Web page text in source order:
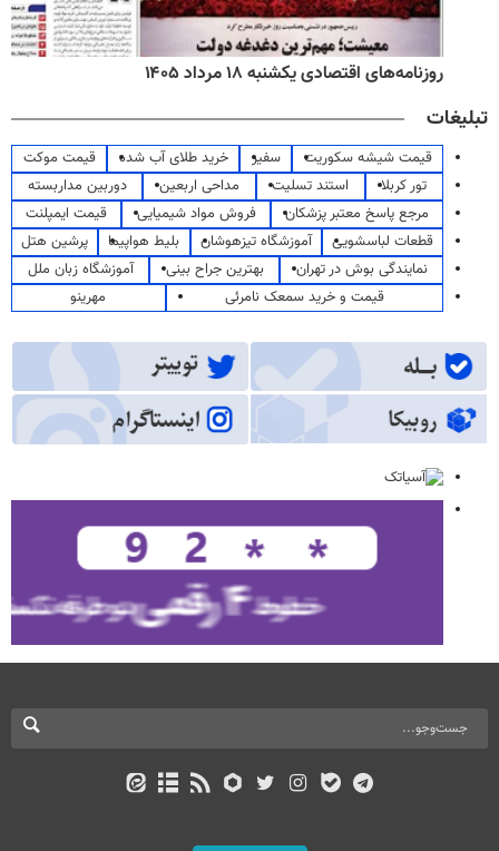
روزنامه‌های اقتصادی یکشنبه ۱۸ مرداد ۱۴۰۵
تبلیغات
قیمت شیشه سکوریت سفیر خرید طلای آب شده
قیمت موکت
تور کربلا
استند تسلیت مداحی اربعین
دوربین مداربسته
مرجع پاسخ معتبر پزشکان
فروش مواد شیمیایی
قیمت ایمپلنت
قطعات لباسشویی
آموزشگاه تیزهوشان بلیط هواپیما
پرشین هتل
نمایندگی بوش در تهران
بهترین جراح بینی
آموزشگاه زبان ملل
قیمت و خرید سمعک نامرئی
مهرینو